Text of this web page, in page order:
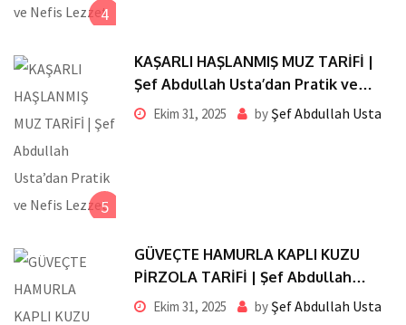
4
5
KAŞARLI HAŞLANMIŞ MUZ TARİFİ |
Şef Abdullah Usta’dan Pratik ve
Nefis Lezzet
Ekim 31, 2025 byŞef Abdullah Usta
GÜVEÇTE HAMURLA KAPLI KUZU
PİRZOLA TARİFİ | Şef Abdullah
Usta’dan Pratik ve Nefis Lezzet
Ekim 31, 2025 byŞef Abdullah Usta